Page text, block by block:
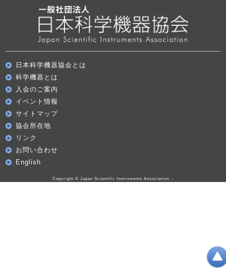
日本科学機器協会とは
科学機器とは
入会のご案内
イベント情報
サイトマップ
協会所在地
リンク
お問い合わせ
English
Copyright © Japan Scientific Instruments Association. -